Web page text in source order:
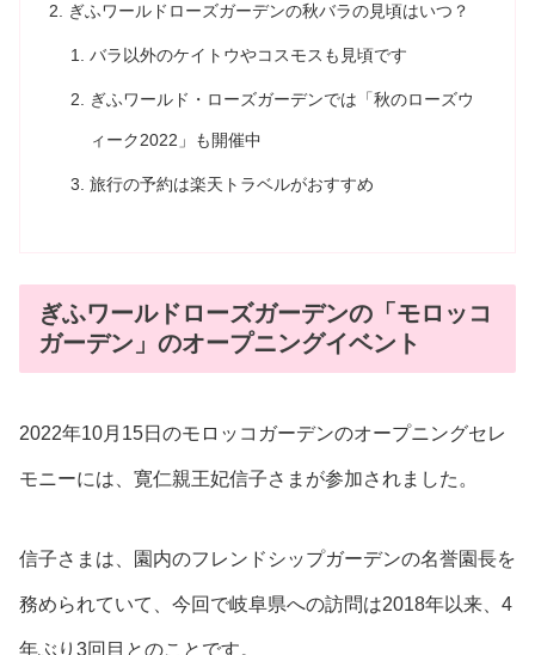
ぎふワールドローズガーデンの秋バラの見頃はいつ？
バラ以外のケイトウやコスモスも見頃です
ぎふワールド・ローズガーデンでは「秋のローズウ
ィーク2022」も開催中
旅行の予約は楽天トラベルがおすすめ
ぎふワールドローズガーデンの「モロッコ
ガーデン」のオープニングイベント
2022年10月15日のモロッコガーデンのオープニングセレ
モニーには、寛仁親王妃信子さまが参加されました。
信子さまは、園内のフレンドシップガーデンの名誉園長を
務められていて、今回で岐阜県への訪問は2018年以来、4
年ぶり3回目とのことです。